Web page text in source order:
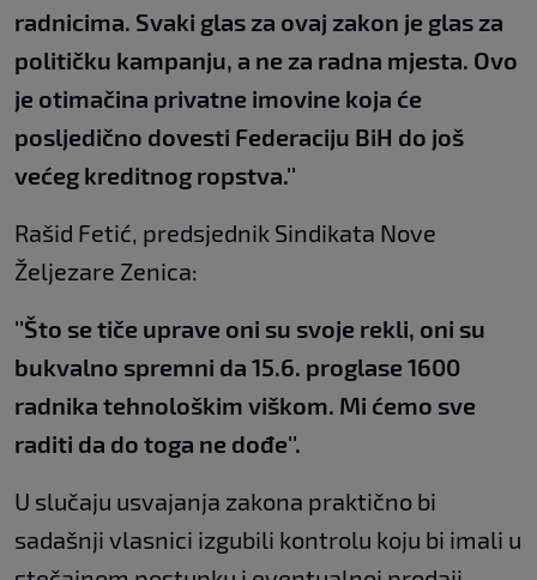
radnicima. Svaki glas za ovaj zakon je glas za
političku kampanju, a ne za radna mjesta. Ovo
je otimačina privatne imovine koja će
posljedično dovesti Federaciju BiH do još
većeg kreditnog ropstva.''
Rašid Fetić, predsjednik Sindikata Nove
Željezare Zenica:
''Što se tiče uprave oni su svoje rekli, oni su
bukvalno spremni da 15.6. proglase 1600
radnika tehnološkim viškom. Mi ćemo sve
raditi da do toga ne dođe''.
U slučaju usvajanja zakona praktično bi
sadašnji vlasnici izgubili kontrolu koju bi imali u